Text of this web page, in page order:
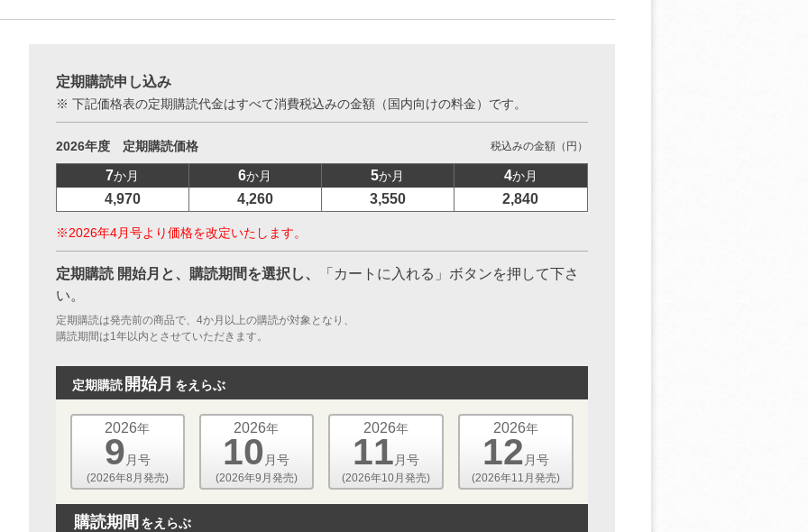
定期購読申し込み
※ 下記価格表の定期購読代金はすべて消費税込みの金額（国内向けの料金）です。
2026年度 定期購読価格 税込みの金額（円）
7か月
4,970
6か月
4,260
5か月
3,550
4か月
2,840
※2026年4月号より価格を改定いたします。
定期購読 開始月と、購読期間を選択し、
「カートに入れる」ボタンを押して下さ
い。
定期購読は発売前の商品で、4か月以上の購読が対象となり、
購読期間は1年以内とさせていただきます。
定期購読 開始月 をえらぶ
2026年
9 月号
(2026年8月発売)
2026年
10 月号
(2026年9月発売)
2026年
11 月号
(2026年10月発売)
2026年
12 月号
(2026年11月発売)
購読期間 をえらぶ